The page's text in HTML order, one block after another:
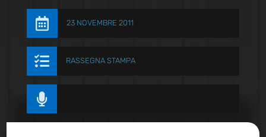
 23 NOVEMBRE 2011
 RASSEGNA STAMPA
